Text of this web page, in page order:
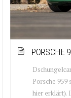
PORSCHE
Porsche 959
hier erklärt).